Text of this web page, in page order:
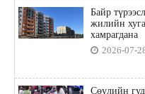
Байр
жилийн
хамрагдана
2026-07-
Сөүлийн